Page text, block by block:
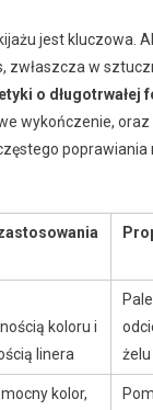
jest kluczowa.
zwłaszcza w
o długotrwałej
wykończenie,
poprawiania
koloru i
linera
żelu
kolor,